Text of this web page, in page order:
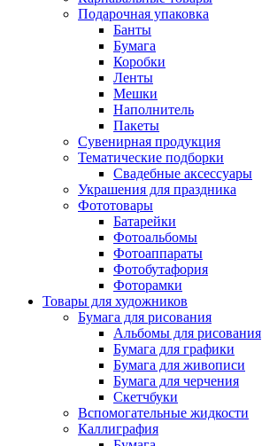
Подарочная упаковка
Банты
Бумага
Коробки
Ленты
Мешки
Наполнитель
Пакеты
Сувенирная продукция
Тематические подборки
Свадебные аксессуары
Украшения для праздника
Фототовары
Батарейки
Фотоальбомы
Фотоаппараты
Фотобутафория
Фоторамки
Товары для художников
Бумага для рисования
Альбомы для рисования
Бумага для графики
Бумага для живописи
Бумага для черчения
Скетчбуки
Вспомогательные жидкости
Каллиграфия